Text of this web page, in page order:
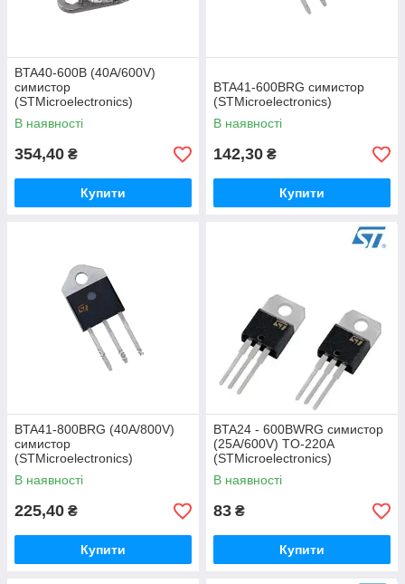
BTA40-600B (40A/600V)
симистор
(STMicroelectronics)
В наявності
354,40 ₴
Купити
BTA41-600BRG симистор
(STMicroelectronics)
В наявності
142,30 ₴
Купити
BTA41-800BRG (40A/800V)
симистор
(STMicroelectronics)
В наявності
225,40 ₴
Купити
BTA24 - 600BWRG симистор
(25A/600V) TO-220A
(STMicroelectronics)
В наявності
83 ₴
Купити